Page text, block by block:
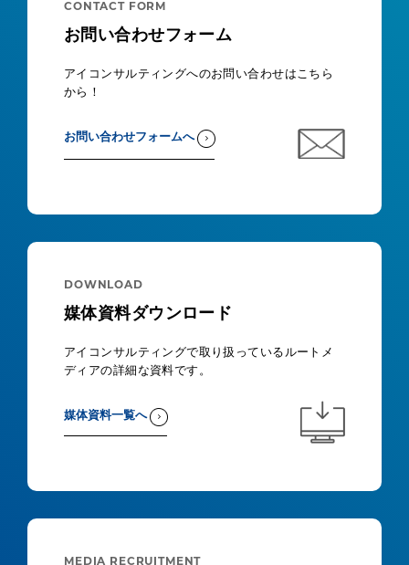
CONTACT FORM
お問い合わせフォーム
アイコンサルティングへのお問い合わせはこちら
から！
お問い合わせフォームへ
DOWNLOAD
媒体資料ダウンロード
アイコンサルティングで取り扱っているルートメ
ディアの詳細な資料です。
媒体資料一覧へ
MEDIA RECRUITMENT